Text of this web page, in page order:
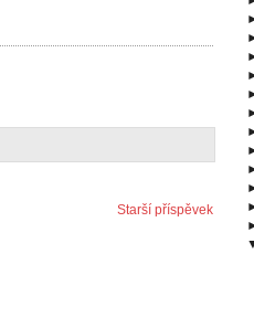
Starší příspěvek